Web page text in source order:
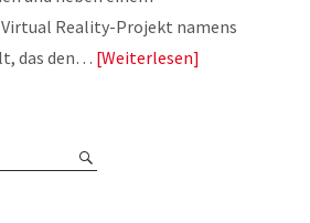
Reality-Projekt namens
das den… Weiterlesen